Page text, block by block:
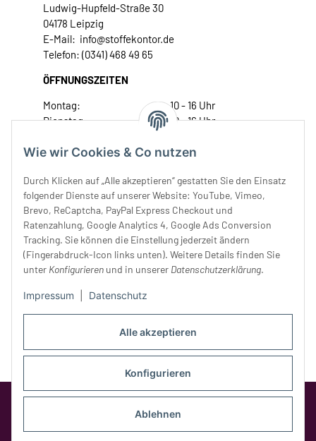
Alle akzeptieren
Konfigurieren
Ablehnen
Wie wir Cookies & Co nutzen
Durch Klicken auf „Alle akzeptieren“ gestatten Sie den Einsatz
folgender Dienste auf unserer Website: YouTube, Vimeo,
Brevo, ReCaptcha, PayPal Express Checkout und
Ratenzahlung, Google Analytics 4, Google Ads Conversion
Tracking. Sie können die Einstellung jederzeit ändern
(Fingerabdruck-Icon links unten). Weitere Details finden Sie
unter Konfigurieren und in unserer Datenschutzerklärung.
Impressum Datenschutz
Ludwig-Hupfeld-Straße 30
04178 Leipzig
E-Mail: info@stoffekontor.de
Telefon: (0341) 468 49 65
ÖFFNUNGSZEITEN
Montag:
10 - 16 Uhr
Dienstag:
10 - 16 Uhr
Donnerstag:
10 - 18 Uhr
Samstag:
10 - 14 Uhr
Unser Service
Rechtliches
Google Analytics deaktivierenStatus: